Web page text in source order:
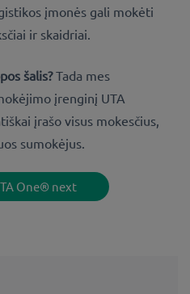
įmonės gali mokėti
ir skaidriai.
šalis?Tada mes
įrenginį UTA
įrašo visus mokesčius,
sumokėjus.
One® next